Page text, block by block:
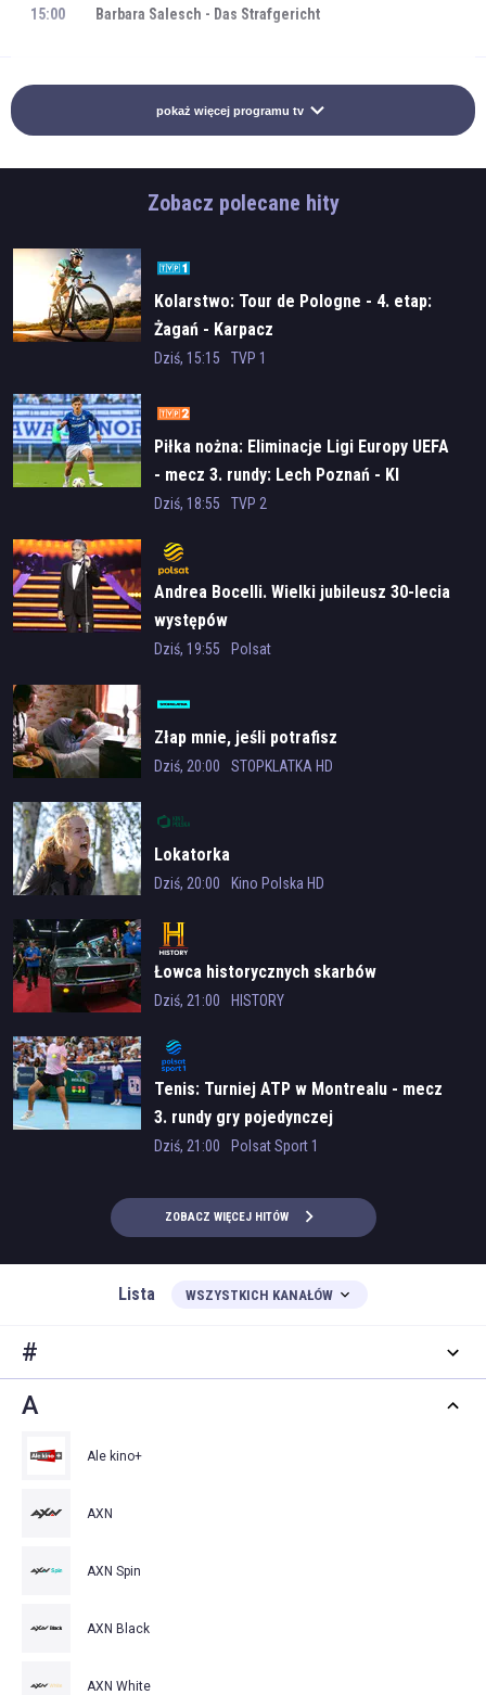
15:00 Barbara Salesch - Das Strafgericht
pokaż więcej programu tv
Zobacz polecane hity
Kolarstwo: Tour de Pologne - 4. etap:
Żagań - Karpacz
Dziś, 15:15 TVP 1
Piłka nożna: Eliminacje Ligi Europy UEFA
- mecz 3. rundy: Lech Poznań - KI
Klaksvik
Dziś, 18:55 TVP 2
Andrea Bocelli. Wielki jubileusz 30-lecia
występów
Dziś, 19:55 Polsat
Złap mnie, jeśli potrafisz
Dziś, 20:00 STOPKLATKA HD
Lokatorka
Dziś, 20:00 Kino Polska HD
Łowca historycznych skarbów
Dziś, 21:00 HISTORY
Tenis: Turniej ATP w Montrealu - mecz
3. rundy gry pojedynczej
Dziś, 21:00 Polsat Sport 1
ZOBACZ WIĘCEJ HITÓW
Lista WSZYSTKICH KANAŁÓW
#
A
Ale kino+
AXN
AXN Spin
AXN Black
AXN White